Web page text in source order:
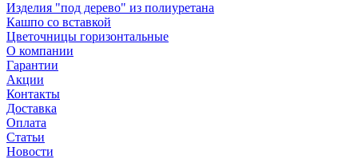
Изделия "под дерево" из полиуретана
Кашпо со вставкой
Цветочницы горизонтальные
О компании
Гарантии
Акции
Контакты
Доставка
Оплата
Статьи
Новости